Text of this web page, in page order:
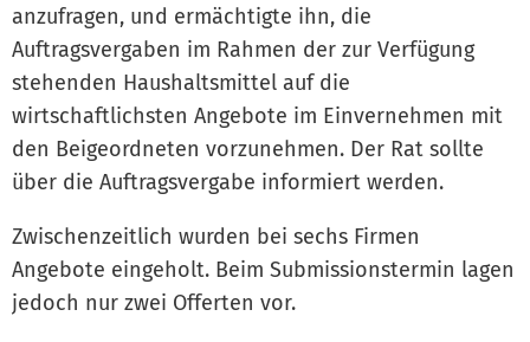
anzufragen, und ermächtigte ihn, die
Auftragsvergaben im Rahmen der zur Verfügung
stehenden Haushaltsmittel auf die
wirtschaftlichsten Angebote im Einvernehmen mit
den Beigeordneten vorzunehmen. Der Rat sollte
über die Auftragsvergabe informiert werden.
Zwischenzeitlich wurden bei sechs Firmen
Angebote eingeholt. Beim Submissionstermin lagen
jedoch nur zwei Offerten vor.